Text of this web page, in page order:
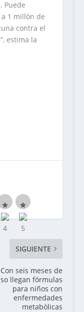
Puede
1 millón de
contra el
estima la
SIGUIENTE
Con seis meses de
llegan fórmulas
para niños con
enfermedades
metabólicas